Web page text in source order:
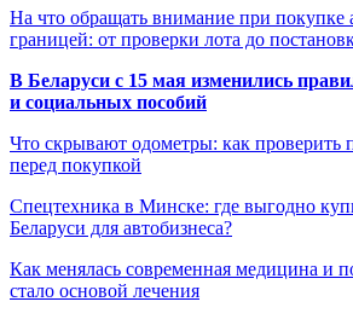
На что обращать внимание при покупке
границей: от проверки лота до
В Беларуси с 15 мая изменились
и социальных пособий
Что скрывают одометры: как проверить
перед покупкой
Спецтехника в Минске: где выгодно
Беларуси для автобизнеса?
Как менялась современная медицина и
стало основой лечения